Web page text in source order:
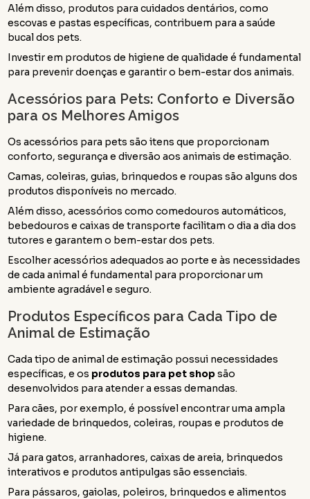
Além disso, produtos para cuidados dentários, como
escovas e pastas específicas, contribuem para a saúde
bucal dos pets.
Investir em produtos de higiene de qualidade é fundamental
para prevenir doenças e garantir o bem-estar dos animais.
Acessórios para Pets: Conforto e Diversão
para os Melhores Amigos
Os acessórios para pets são itens que proporcionam
conforto, segurança e diversão aos animais de estimação.
Camas, coleiras, guias, brinquedos e roupas são alguns dos
produtos disponíveis no mercado.
Além disso, acessórios como comedouros automáticos,
bebedouros e caixas de transporte facilitam o dia a dia dos
tutores e garantem o bem-estar dos pets.
Escolher acessórios adequados ao porte e às necessidades
de cada animal é fundamental para proporcionar um
ambiente agradável e seguro.
Produtos Específicos para Cada Tipo de
Animal de Estimação
Cada tipo de animal de estimação possui necessidades
específicas, e os produtos para pet shopsão
desenvolvidos para atender a essas demandas.
Para cães, por exemplo, é possível encontrar uma ampla
variedade de brinquedos, coleiras, roupas e produtos de
higiene.
Já para gatos, arranhadores, caixas de areia, brinquedos
interativos e produtos antipulgas são essenciais.
Para pássaros, gaiolas, poleiros, brinquedos e alimentos